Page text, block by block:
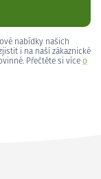
nabídky našich
i na naší zákaznické
Přečtěte si více o